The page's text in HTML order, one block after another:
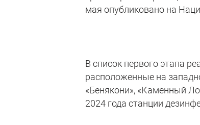
мая опубликовано на
В список первого этапа
расположенные на
«Бенякони», «Каменный
2024 года станции